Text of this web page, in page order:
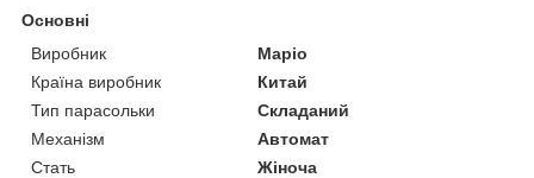
Основні
Виробник
Маріо
Країна виробник
Китай
Тип парасольки
Складаний
Механізм
Автомат
Стать
Жіноча